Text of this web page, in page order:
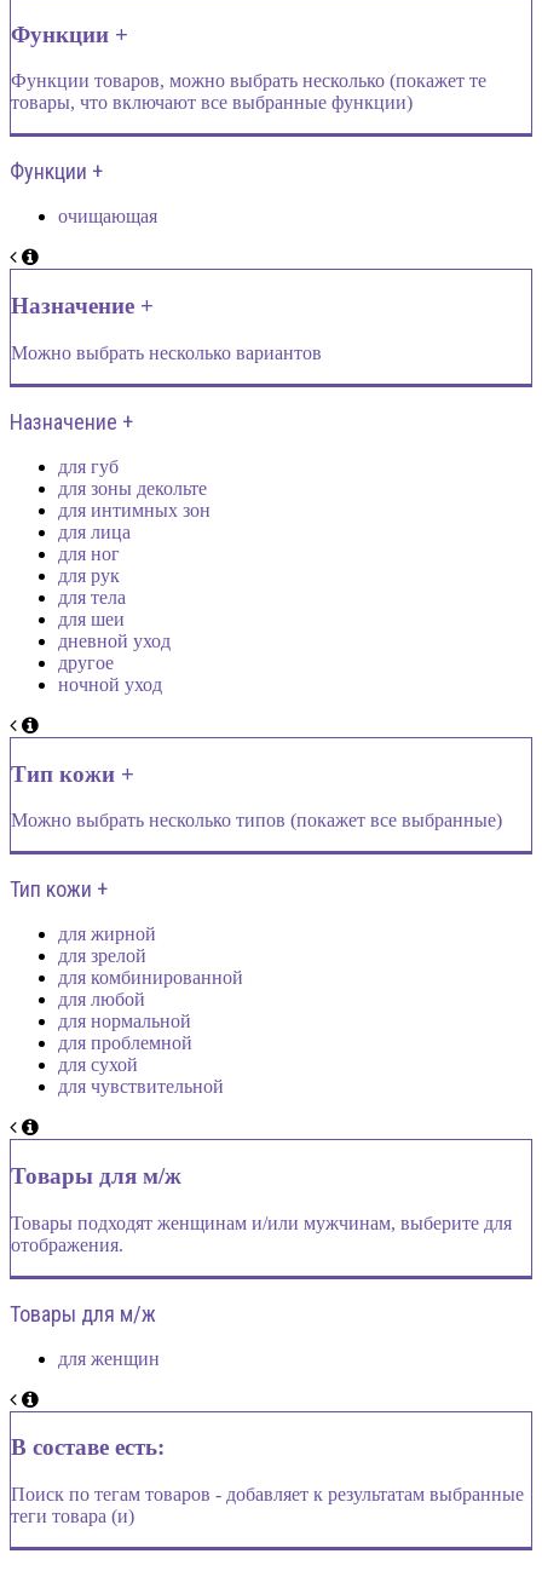
Функции +
Функции товаров, можно выбрать несколько (покажет те
товары, что включают все выбранные функции)
Функции +
очищающая
Назначение +
Можно выбрать несколько вариантов
Назначение +
для губ
для зоны декольте
для интимных зон
для лица
для ног
для рук
для тела
для шеи
дневной уход
другое
ночной уход
Тип кожи +
Можно выбрать несколько типов (покажет все выбранные)
Тип кожи +
для жирной
для зрелой
для комбинированной
для любой
для нормальной
для проблемной
для сухой
для чувствительной
Товары для м/ж
Товары подходят женщинам и/или мужчинам, выберите для
отображения.
Товары для м/ж
для женщин
В составе есть:
Поиск по тегам товаров - добавляет к результатам выбранные
теги товара (и)